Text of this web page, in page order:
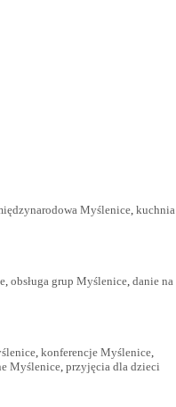
Myślenice, kuchnia
, obsługa grup Myślenice, danie na
, konferencje Myślenice,
Myślenice, przyjęcia dla dzieci